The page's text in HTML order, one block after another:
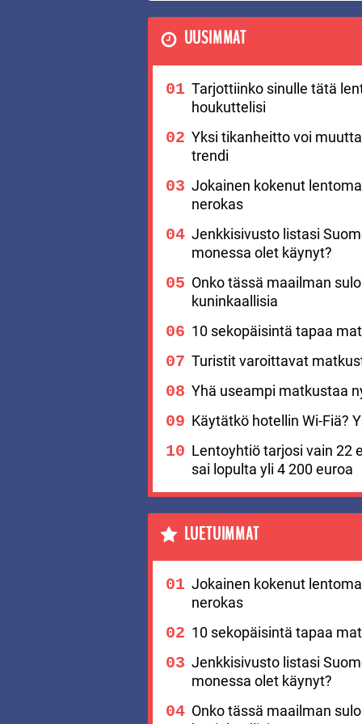
UUSIMMAT
Tarjottiinko sinulle tätä
houkuttelisi
Yksi tikanheitto voi
trendi
Jokainen kokenut
nerokas
Jenkkisivusto listasi
monessa olet käynyt?
Onko tässä maailman
kuninkaallisia
10 sekopäisintä tapaa
Turistit varoittavat
Yhä useampi matkustaa
Käytätkö hotellin Wi-Fiä?
Lentoyhtiö tarjosi vain 22
sai lopulta yli 4 200 euroa
LUETUIMMAT
Jokainen kokenut
nerokas
10 sekopäisintä tapaa
Jenkkisivusto listasi
monessa olet käynyt?
Onko tässä maailman